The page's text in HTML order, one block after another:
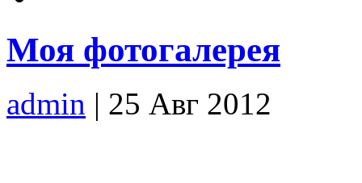
Моя фотогалерея
admin | 25 Авг 2012